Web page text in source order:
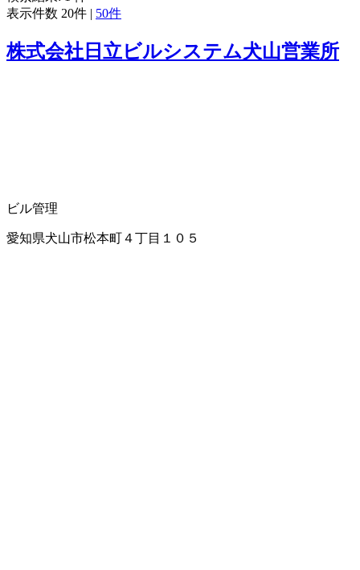
表示件数 20件 | 50件
株式会社日立ビルシステム犬山営業所
ビル管理
愛知県犬山市松本町４丁目１０５